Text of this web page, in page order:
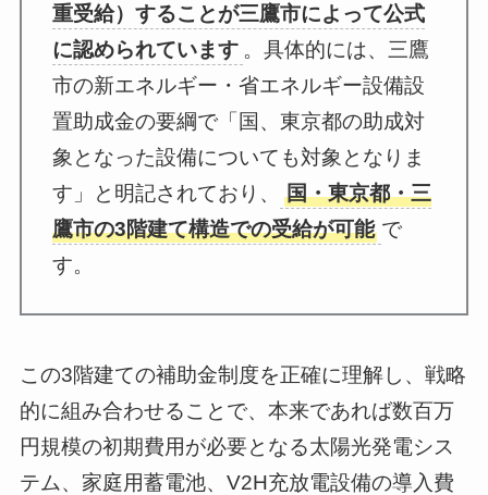
重受給）することが三鷹市によって公式
に認められています 。具体的には、三鷹
市の新エネルギー・省エネルギー設備設
置助成金の要綱で「国、東京都の助成対
象となった設備についても対象となりま
す」と明記されており、
国・東京都・三
鷹市の3階建て構造での受給が可能 で
す。
この3階建ての補助金制度を正確に理解し、戦略
的に組み合わせることで、本来であれば数百万
円規模の初期費用が必要となる太陽光発電シス
テム、家庭用蓄電池、V2H充放電設備の導入費